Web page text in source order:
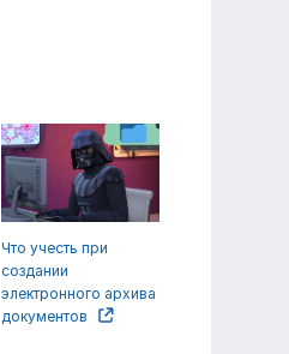
Что учесть при
создании
электронного архива
документов